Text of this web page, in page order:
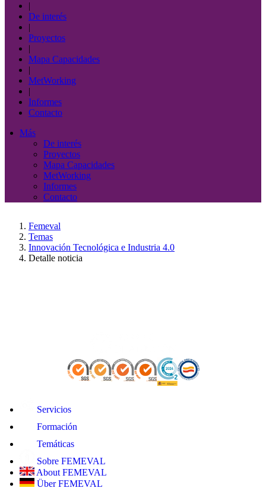
|
De interés
|
Proyectos
|
Mapa Capacidades
|
MetWorking
|
Informes
Contacto
Más
De interés
Proyectos
Mapa Capacidades
MetWorking
Informes
Contacto
Femeval
Temas
Innovación Tecnológica e Industria 4.0
Detalle noticia
Servicios
Formación
Temáticas
Sobre FEMEVAL
About FEMEVAL
Über FEMEVAL